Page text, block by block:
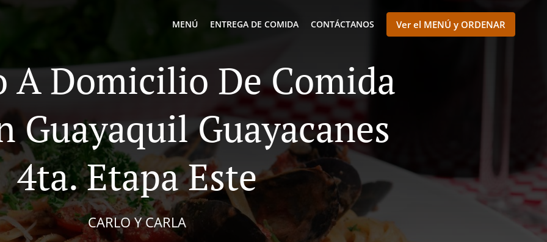
MENÚ ENTREGA DE COMIDA CONTÁCTANOS Ver el MENÚ y ORDENAR
A Domicilio De Comida
Guayaquil Guayacanes
4ta. Etapa Este
CARLO Y CARLA